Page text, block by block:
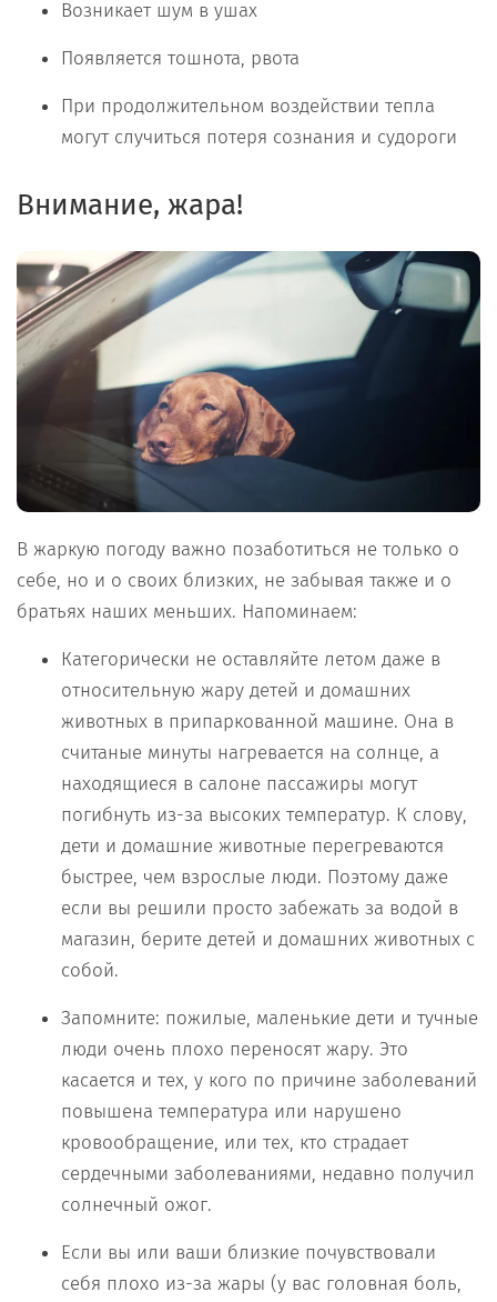
Возникает шум в ушах
Появляется тошнота, рвота
При продолжительном воздействии тепла
могут случиться потеря сознания и судороги
Внимание, жара!
В жаркую погоду важно позаботиться не только о
себе, но и о своих близких, не забывая также и о
братьях наших меньших. Напоминаем:
Категорически не оставляйте летом даже в
относительную жару детей и домашних
животных в припаркованной машине. Она в
считаные минуты нагревается на солнце, а
находящиеся в салоне пассажиры могут
погибнуть из-за высоких температур. К слову,
дети и домашние животные перегреваются
быстрее, чем взрослые люди. Поэтому даже
если вы решили просто забежать за водой в
магазин, берите детей и домашних животных с
собой.
Запомните: пожилые, маленькие дети и тучные
люди очень плохо переносят жару. Это
касается и тех, у кого по причине заболеваний
повышена температура или нарушено
кровообращение, или тех, кто страдает
сердечными заболеваниями, недавно получил
солнечный ожог.
Если вы или ваши близкие почувствовали
себя плохо из-за жары (у вас головная боль,